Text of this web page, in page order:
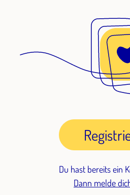
Du hast bereits ein
Dann melde